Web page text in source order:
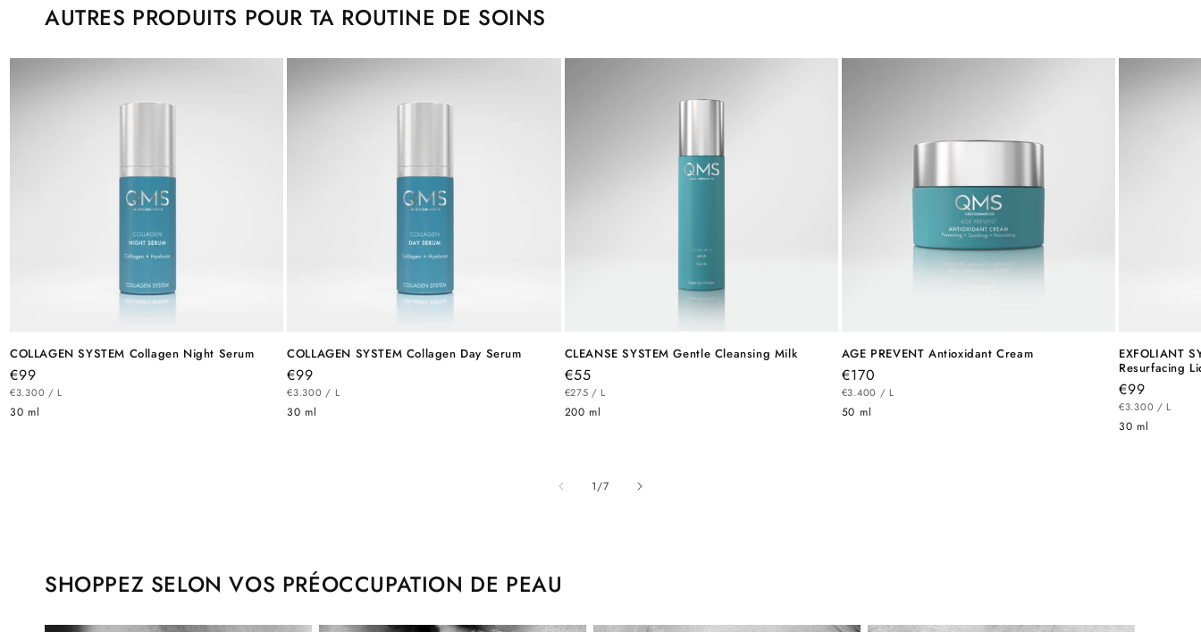
AUTRES PRODUITS POUR TA ROUTINE DE SOINS
COLLAGEN SYSTEM Collagen Night Serum
Prix
habituel
€99
PRIX
€3.300 / PAR
L
30 ml
COLLAGEN SYSTEM Collagen Day Serum
Prix
habituel
€99
PRIX
€3.300 / PAR
L
30 ml
CLEANSE SYSTEM Gentle Cleansing Milk
Prix
habituel
€55
PRIX
€275 / PAR
L
200 ml
AGE PREVENT Antioxidant Cream
Prix
habituel
€170
PRIX
€3.400 / PAR
L
50 ml
EXFOLIANT
Resurfacing
Prix
habituel
€99
PRIX
€3.300 / PAR
L
30 ml
1/de
7
SHOPPEZ SELON VOS PRÉOCCUPATION DE PEAU